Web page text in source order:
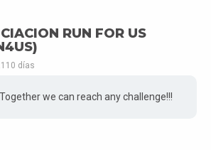
RUN FOR US
días
we can reach any challenge!!!